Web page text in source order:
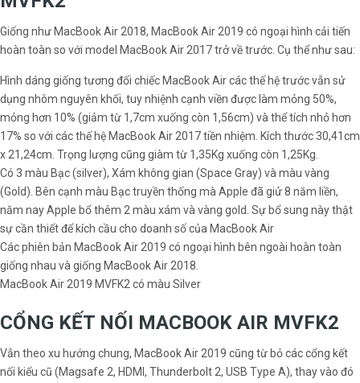
Giống như MacBook Air 2018, MacBook Air 2019 có ngoại hình cải tiến
hoàn toàn so với model MacBook Air 2017 trở về trước. Cụ thể như sau:
Hình dáng giống tương đối chiếc MacBook Air các thế hệ trước vẫn sử
dụng nhôm nguyên khối, tuy nhiệnh cạnh viền được làm mỏng 50%,
mỏng hơn 10% (giảm từ 1,7cm xuống còn 1,56cm) và thể tích nhỏ hơn
17% so với các thế hệ MacBook Air 2017 tiền nhiệm. Kích thước 30,41cm
x 21,24cm. Trọng lượng cũng giàm từ 1,35Kg xuống còn 1,25Kg.
Có 3 màu Bạc (silver), Xám không gian (Space Gray) và màu vàng
(Gold). Bên cạnh màu Bạc truyền thống mà Apple đã giử 8 năm liền,
năm nay Apple bổ thêm 2 màu xám và vàng gold. Sự bổ sung này thật
sự cần thiết để kích cầu cho doanh số của MacBook Air
Các phiên bản MacBook Air 2019 có ngoại hình bên ngoài hoàn toàn
giống nhau và giống MacBook Air 2018.
MacBook Air 2019 MVFK2 có màu Silver
CỔNG KẾT NỐI MACBOOK AIR MVFK2
Vẫn theo xu hướng chung, MacBook Air 2019 cũng từ bỏ các cổng kết
nối kiểu cũ (Magsafe 2, HDMI, Thunderbolt 2, USB Type A), thay vào đó